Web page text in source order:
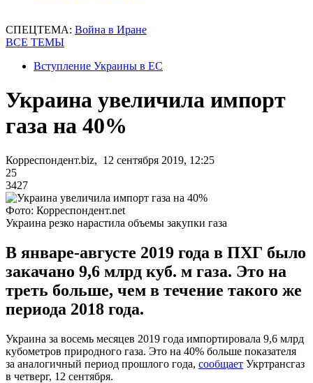
СПЕЦТЕМА: Война в Иране
ВСЕ ТЕМЫ
Вступление Украины в ЕС
Украина увеличила импорт
газа на 40%
Корреспондент.biz, 12 сентября 2019, 12:25
25
3427
Фото: Корреспондент.net
Украина резко нарастила объемы закупки газа
В январе-августе 2019 года в ПХГ было
закачано 9,6 млрд куб. м газа. Это на
треть больше, чем в течение такого же
периода 2018 года.
Украина за восемь месяцев 2019 года импортировала 9,6 млрд
кубометров природного газа. Это на 40% больше показателя
за аналогичный период прошлого года, сообщает Укртрансгаз
в четверг, 12 сентября.